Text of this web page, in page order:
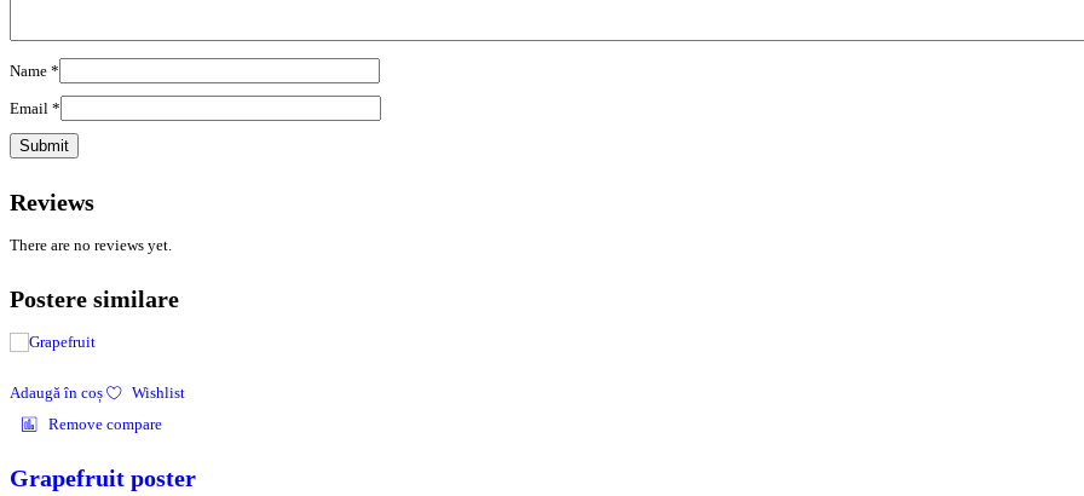
Name *
Email *
Reviews
There are no reviews yet.
Postere similare
Adaugă în coș
Wishlist
Remove compare
Grapefruit poster